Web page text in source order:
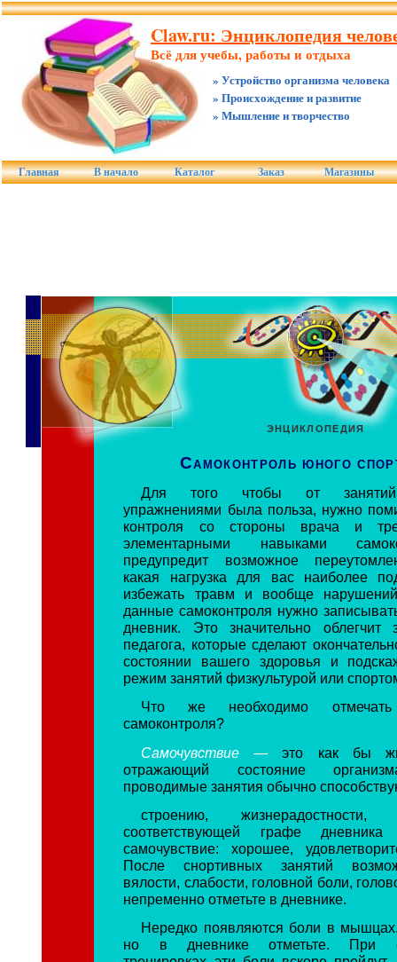
Claw.ru: Энциклопедия
Всё для учебы, работы и отдыха
» Устройство организма человека
» Происхождение и развитие
» Мышление и творчество
Главная В начало Каталог Заказ Магазины
ЭНЦИКЛОПЕДИЯ
Самоконтроль юного
Для того чтобы от занятий
упражнениями была польза, нужно
контроля со стороны врача и
элементарными навыками
предупредит возможное
какая нагрузка для вас наиболее
избежать травм и вообще
данные самоконтроля нужно
дневник. Это значительно облегчит
педагога, которые сделают
состоянии вашего здоровья и
режим занятий физкультурой или
Что же необходимо
самоконтроля?
Самочувствие —это как бы
отражающий состояние
проводимые занятия обычно
строению,
соответствующей графе
самочувствие: хорошее,
После снортивных занятий
вялости, слабости, головной боли,
непременно отметьте в дневнике.
Нередко появляются боли в
но в дневнике отметьте. При